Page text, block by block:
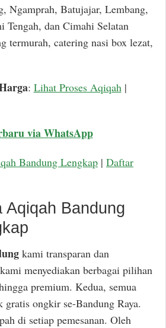
Ngamprah, Batujajar, Lembang,
dan Cimahi Selatan
termurah, catering nasi box lezat,
: Lihat Proses Aqiqah|
via WhatsApp
Bandung Lengkap | Daftar
Aqiqah Bandung
kami transparan dan
menyediakan berbagai pilihan
premium. Kedua, semua
gratis ongkir se-Bandung Raya.
di setiap pemesanan. Oleh